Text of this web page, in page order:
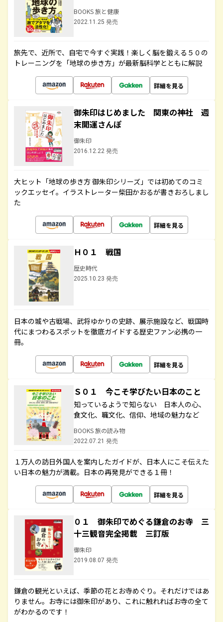
BOOKS 旅と健康
2022.11.25 発売
旅先で、近所で、自宅で今すぐ実践！楽しく脳を鍛える５０の
トレーニングを「地球の歩き方」が最新脳科学とともに解説
詳細を見る
御朱印はじめました 関東の神社 週
末開運さんぽ
御朱印
2016.12.22 発売
大ヒット「地球の歩き方 御朱印シリーズ」では初めてのコミ
ックエッセイ。イラストレーター柴田かおるが書きおろしまし
た
詳細を見る
Ｈ０１ 戦国
歴史時代
2025.10.23 発売
日本の城や古戦場、武将ゆかりの史跡、展示施設など、戦国時
代にまつわるスポットを徹底ガイドする歴史ファン必携の一
冊。
詳細を見る
Ｓ０１ 今こそ学びたい日本のこと
知っているようで知らない 日本人の心、
食文化、職文化、信仰、地域の魅力など
BOOKS 旅の読み物
2022.07.21 発売
１万人の訪日外国人を案内したガイドが、日本人にこそ伝えた
い日本の魅力が満載。日本の再発見ができる１冊！
詳細を見る
０１ 御朱印でめぐる鎌倉のお寺 三
十三観音完全掲載 三訂版
御朱印
2019.08.07 発売
鎌倉の観光といえば、季節の花とお寺めぐり。それだけではあ
りません。お寺には御朱印があり、これに触れればお寺の全て
がわかるのです！